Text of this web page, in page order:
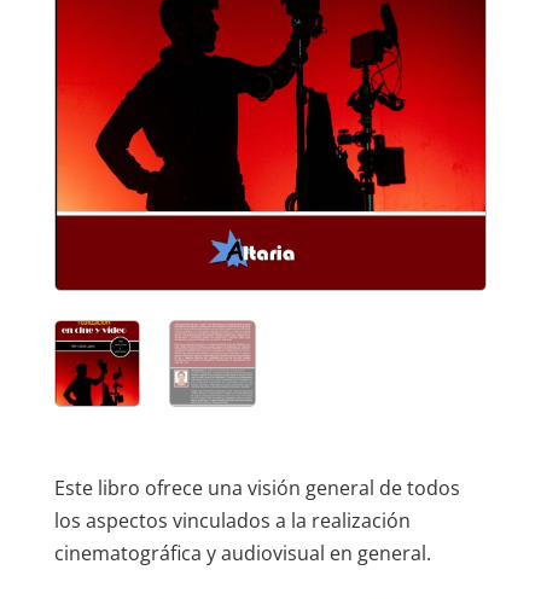
Este libro ofrece una visión general de todos
los aspectos vinculados a la realización
cinematográfica y audiovisual en general.